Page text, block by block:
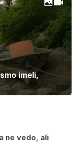
imeli,
ne vedo, ali